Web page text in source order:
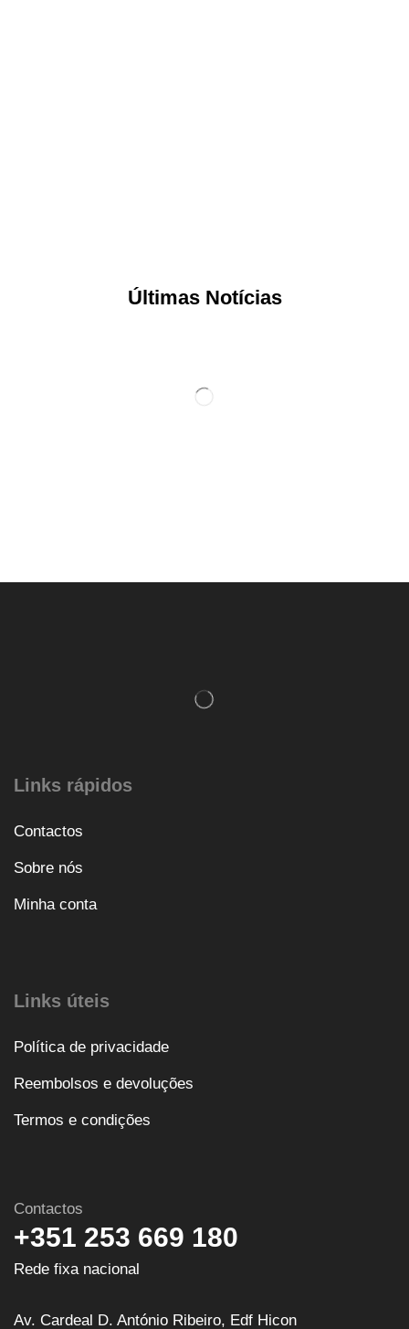
Últimas Notícias
Links rápidos
Contactos
Sobre nós
Minha conta
Links úteis
Política de privacidade
Reembolsos e devoluções
Termos e condições
Contactos
+351 253 669 180
Rede fixa nacional
Av. Cardeal D. António Ribeiro, Edf Hicon